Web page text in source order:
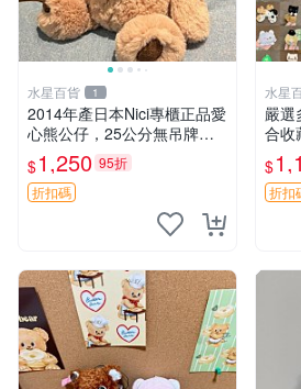
水星百貨 1
2014年產日本Nici專櫃正品愛
心熊公仔，25公分無吊牌全
新 愛心熊 公仔 熊抱玩偶
$1,250 95折
折扣碼
水星
嚴選
合收
枕
$
折扣